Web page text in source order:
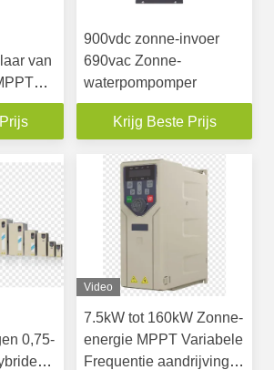
van
900vdc zonne-invoer
690vac Zonne-
waterpompomper
Krijg Beste Prijs
0,75-
Video
7.5kW tot 160kW Zonne-
energie MPPT Variabele
Frequentie aandrijving